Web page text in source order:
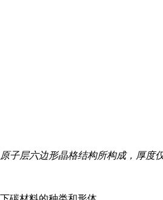
层六边形晶格结构所构成，厚度